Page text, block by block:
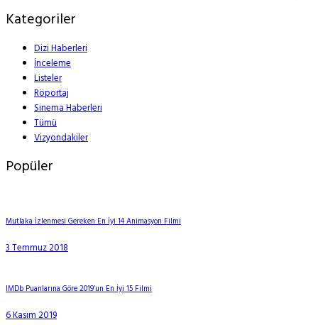
Kategoriler
Dizi Haberleri
İnceleme
Listeler
Röportaj
Sinema Haberleri
Tümü
Vizyondakiler
Popüler
Mutlaka İzlenmesi Gereken En İyi 14 Animasyon Filmi
3 Temmuz 2018
IMDb Puanlarına Göre 2019’un En İyi 15 Filmi
6 Kasım 2019